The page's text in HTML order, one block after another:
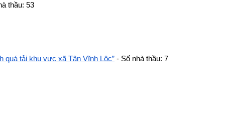
thầu: 53
quá tải khu vực xã Tân Vĩnh Lộc” - Số nhà thầu: 7